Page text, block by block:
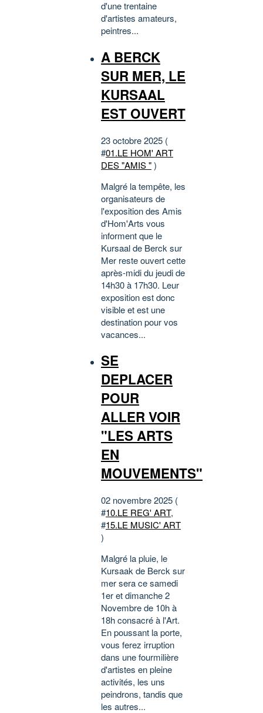
d'une trentaine
d'artistes amateurs,
peintres...
A BERCK
SUR MER, LE
KURSAAL
EST OUVERT
23 octobre 2025 (
#01.LE HOM' ART
DES "AMIS ")
Malgré la tempête, les
organisateurs de
l'exposition des Amis
d'Hom'Arts vous
informent que le
Kursaal de Berck sur
Mer reste ouvert cette
après-midi du jeudi de
14h30 à 17h30. Leur
exposition est donc
visible et est une
destination pour vos
vacances...
SE
DEPLACER
POUR
ALLER VOIR
"LES ARTS
EN
MOUVEMENTS"
02 novembre 2025 (
#10.LE REG' ART,
#15.LE MUSIC' ART
)
Malgré la pluie, le
Kursaak de Berck sur
mer sera ce samedi
1er et dimanche 2
Novembre de 10h à
18h consacré à l'Art.
En poussant la porte,
vous ferez irruption
dans une fourmilière
d'artistes en pleine
activités, les uns
peindrons, tandis que
les autres...